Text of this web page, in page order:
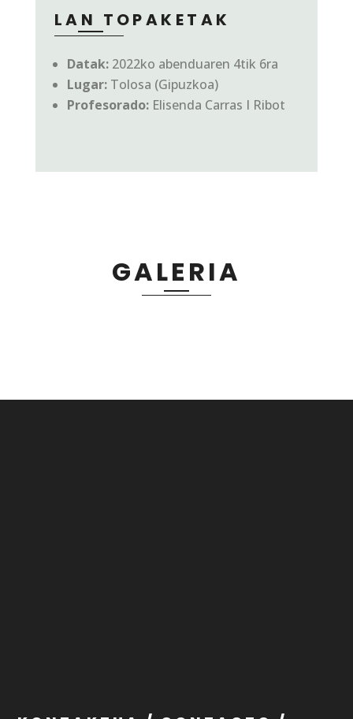
LAN TOPAKETAK
Datak: 2022ko abenduaren 4tik 6ra
Lugar: Tolosa (Gipuzkoa)
Profesorado: Elisenda Carras I Ribot
GALERIA